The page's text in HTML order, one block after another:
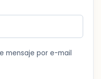
mensaje por e-mail